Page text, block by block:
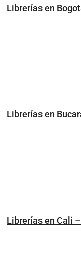
Librerías en
Librerías en
Librerías en Cali